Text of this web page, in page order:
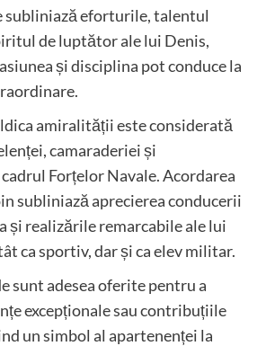
subliniază eforturile, talentul
de luptător ale lui Denis,
și disciplina pot conduce la
amiralității este considerată
camaraderiei și
Forțelor Navale. Acordarea
subliniază aprecierea conducerii
și realizările remarcabile ale lui
ca sportiv, dar și ca elev militar.
sunt adesea oferite pentru a
excepționale sau contribuțiile
un simbol al apartenenței la